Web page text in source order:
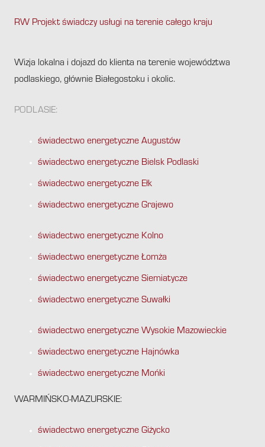
RW Projekt świadczy usługi na terenie całego kraju
Wizja lokalna i dojazd do klienta na terenie województwa
podlaskiego, głównie Białegostoku i okolic.
PODLASIE:
świadectwo energetyczne Augustów
świadectwo energetyczne Bielsk Podlaski
świadectwo energetyczne Ełk
świadectwo energetyczne Grajewo
świadectwo energetyczne Kolno
świadectwo energetyczne Łomża
świadectwo energetyczne Siemiatycze
świadectwo energetyczne Suwałki
świadectwo energetyczne Wysokie Mazowieckie
świadectwo energetyczne Hajnówka
świadectwo energetyczne Mońki
WARMIŃSKO-MAZURSKIE:
świadectwo energetyczne Giżycko